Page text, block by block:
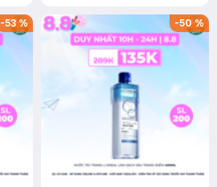
-53% -50%